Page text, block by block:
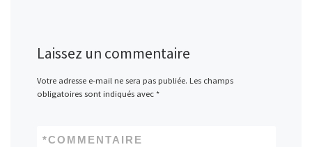
Laissez un commentaire
Votre adresse e-mail ne sera pas publiée. Les champs
obligatoires sont indiqués avec *
COMMENTAIRE
*